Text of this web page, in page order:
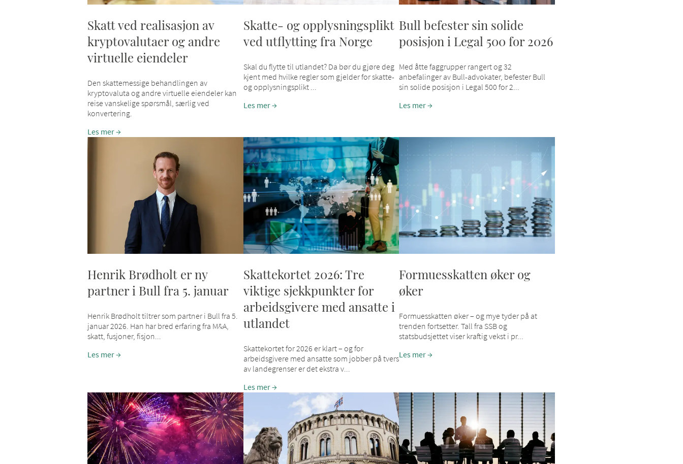
Skatt ved realisasjon av
kryptovalutaer og andre
virtuelle eiendeler
Den skattemessige behandlingen av
kryptovaluta og andre virtuelle eiendeler kan
reise vanskelige spørsmål, særlig ved
konvertering.
Les mer
Skatte- og opplysningsplikt
ved utflytting fra Norge
Skal du flytte til utlandet? Da bør du gjøre deg
kjent med hvilke regler som gjelder for skatte-
og opplysningsplikt ...
Les mer
Bull befester sin solide
posisjon i Legal 500 for 2026
Med åtte faggrupper rangert og 32
anbefalinger av Bull-advokater, befester Bull
sin solide posisjon i Legal 500 for 2...
Les mer
Henrik Brødholt er ny
partner i Bull fra 5. januar
Henrik Brødholt tiltrer som partner i Bull fra 5.
januar 2026. Han har bred erfaring fra M&A,
skatt, fusjoner, fisjon...
Les mer
Skattekortet 2026: Tre
viktige sjekkpunkter for
arbeidsgivere med ansatte i
utlandet
Skattekortet for 2026 er klart – og for
arbeidsgivere med ansatte som jobber på tvers
av landegrenser er det ekstra v...
Les mer
Formuesskatten øker og
øker
Formuesskatten øker – og mye tyder på at
trenden fortsetter. Tall fra SSB og
statsbudsjettet viser kraftig vekst i pr...
Les mer